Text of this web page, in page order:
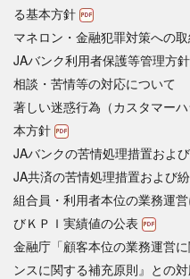
る基本方針
マネロン・金融犯罪対策への
JAバンク利用者保護等管理方針
相談・苦情等の対応について
著しい迷惑行為（カスタマー
本方針
JAバンクの苦情処理措置およ
JA共済の苦情処理措置および
組合員・利用者本位の業務運
びＫＰＩ実績値の公表
金融庁「顧客本位の業務運営
ンスに関する補充原則』との